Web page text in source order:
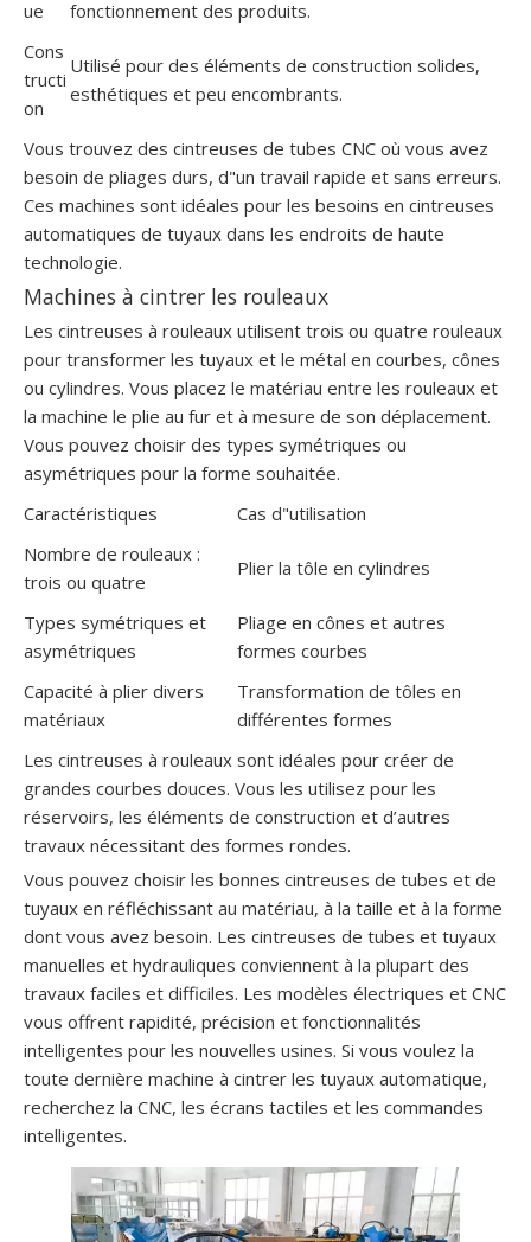
ue
fonctionnement des produits.
Cons
tructi
on
Utilisé pour des éléments de construction solides,
esthétiques et peu encombrants.
Vous trouvez des cintreuses de tubes CNC où vous avez
besoin de pliages durs, d"un travail rapide et sans erreurs.
Ces machines sont idéales pour les besoins en cintreuses
automatiques de tuyaux dans les endroits de haute
technologie.
Machines à cintrer les rouleaux
Les cintreuses à rouleaux utilisent trois ou quatre rouleaux
pour transformer les tuyaux et le métal en courbes, cônes
ou cylindres. Vous placez le matériau entre les rouleaux et
la machine le plie au fur et à mesure de son déplacement.
Vous pouvez choisir des types symétriques ou
asymétriques pour la forme souhaitée.
Caractéristiques
Cas d"utilisation
Nombre de rouleaux :
trois ou quatre
Plier la tôle en cylindres
Types symétriques et
asymétriques
Pliage en cônes et autres
formes courbes
Capacité à plier divers
matériaux
Transformation de tôles en
différentes formes
Les cintreuses à rouleaux sont idéales pour créer de
grandes courbes douces. Vous les utilisez pour les
réservoirs, les éléments de construction et d’autres
travaux nécessitant des formes rondes.
Vous pouvez choisir les bonnes cintreuses de tubes et de
tuyaux en réfléchissant au matériau, à la taille et à la forme
dont vous avez besoin. Les cintreuses de tubes et tuyaux
manuelles et hydrauliques conviennent à la plupart des
travaux faciles et difficiles. Les modèles électriques et CNC
vous offrent rapidité, précision et fonctionnalités
intelligentes pour les nouvelles usines. Si vous voulez la
toute dernière machine à cintrer les tuyaux automatique,
recherchez la CNC, les écrans tactiles et les commandes
intelligentes.